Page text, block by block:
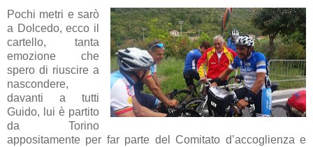
Pochi metri e sarò
a Dolcedo, ecco il
cartello, tanta
emozione che
spero di riuscire a
nascondere,
davanti a tutti
Guido, lui è partito
da Torino
appositamente per far parte del Comitato d’accoglienza e